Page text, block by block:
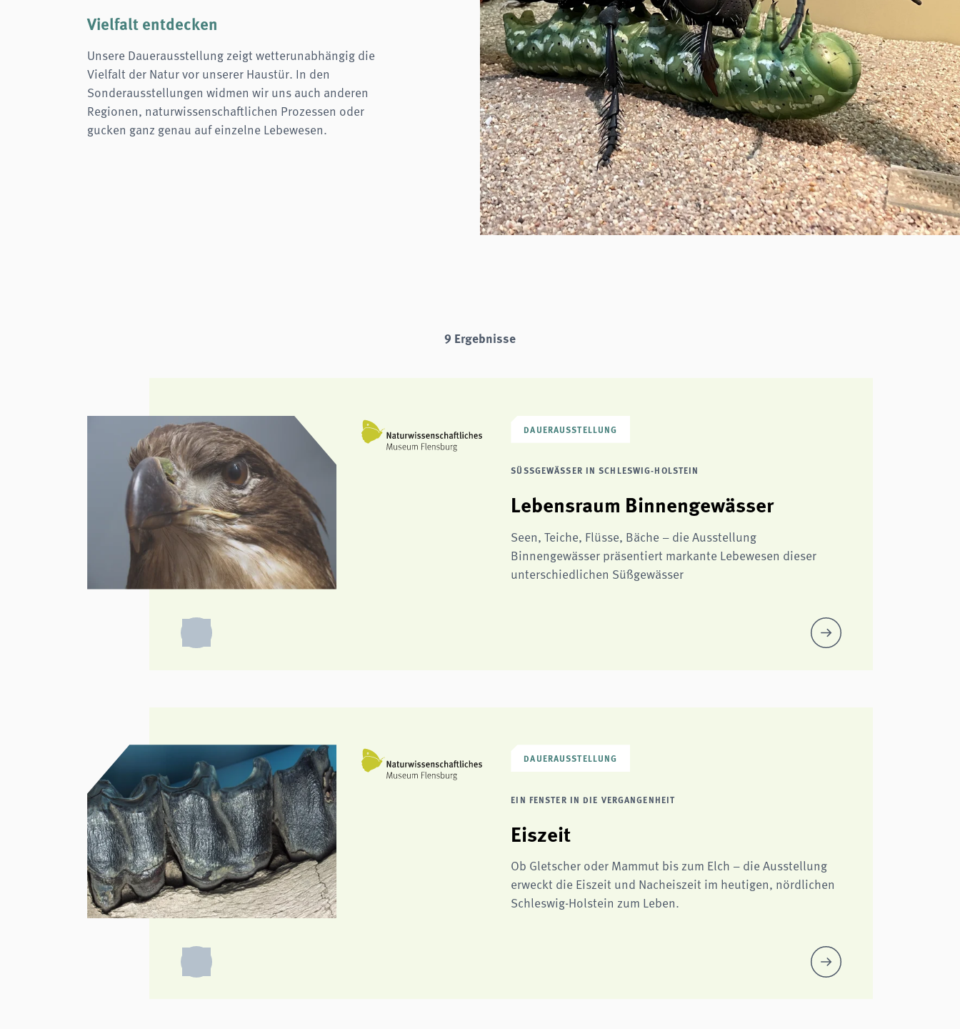
Vielfalt entdecken
Unsere Dauerausstellung zeigt wetterunabhängig die
Vielfalt der Natur vor unserer Haustür. In den
Sonderausstellungen widmen wir uns auch anderen
Regionen, naturwissenschaftlichen Prozessen oder
gucken ganz genau auf einzelne Lebewesen.
9 Ergebnisse
DAUERAUSSTELLUNG
SÜSSGEWÄSSER IN SCHLESWIG-HOLSTEIN
Lebensraum Binnengewässer
Seen, Teiche, Flüsse, Bäche – die Ausstellung
Binnengewässer präsentiert markante Lebewesen dieser
unterschiedlichen Süßgewässer
DAUERAUSSTELLUNG
EIN FENSTER IN DIE VERGANGENHEIT
Eiszeit
Ob Gletscher oder Mammut bis zum Elch – die Ausstellung
erweckt die Eiszeit und Nacheiszeit im heutigen, nördlichen
Schleswig-Holstein zum Leben.
Session
Einverständnis-Cookie
Optionen des Benutzers
1 Jahr